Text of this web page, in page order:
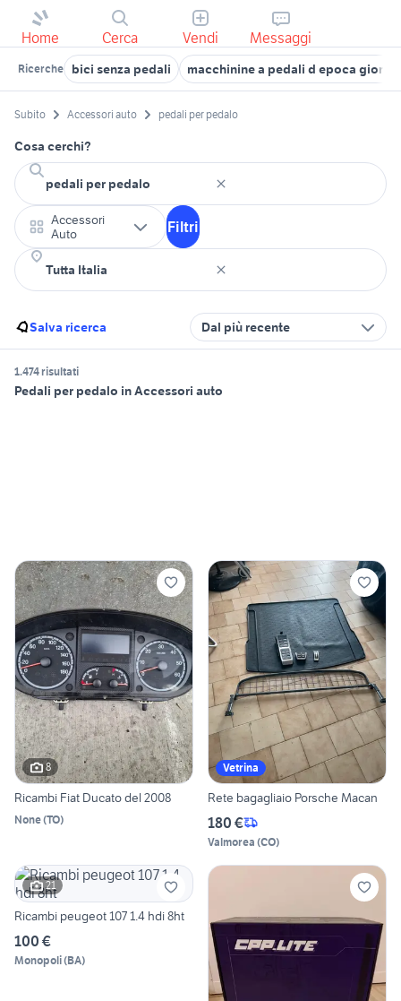
Home Cerca Vendi Messaggi
Ricerche bici senza pedali macchinine a pedali d epoca
Subito Accessori auto pedali per pedalo
Cosa cerchi?
Accessori
Auto
Filtri
Salva ricerca Dal più recente
1.474 risultati
Pedali per pedalo in Accessori auto
8
Ricambi Fiat Ducato del 2008
None(TO)
Vetrina
Rete bagagliaio Porsche Macan
180 €
Valmorea (CO)
21
Ricambi peugeot 107 1.4 hdi 8ht
100 €
Monopoli(BA)